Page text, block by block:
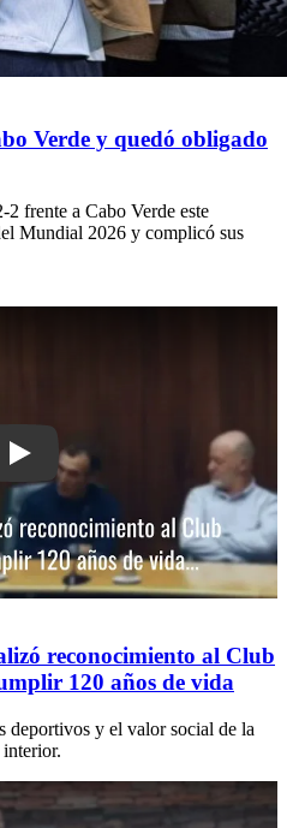
Verde y quedó obligado
frente a Cabo Verde este
Mundial 2026 y complicó sus
Play: Junta Departamental realizó
reconocimiento al Club
120 años de vida
deportivos y el valor social de la